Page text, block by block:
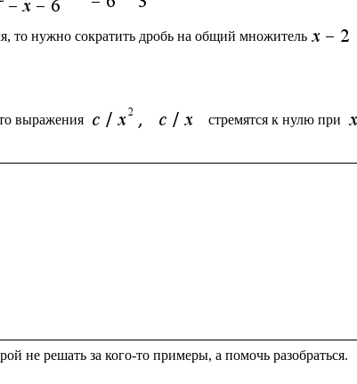
то нужно сократить дробь на общий множитель
выражения стремятся к нулю при